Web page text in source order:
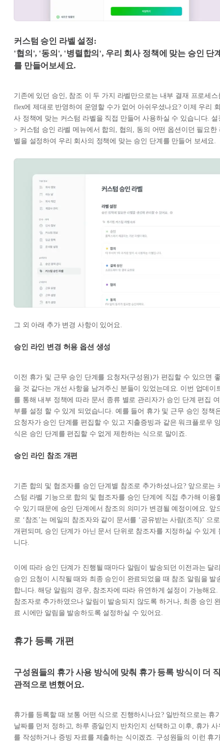
커스텀 승인 라벨 설정:
'협의', '동의', '병렬합의', 우리 회사 정책에 맞는 승인 단
를 만들어보세요.
기존에 있던 승인, 참조 이 두 가지 라벨만으로는 내부 결재 프로세스
flex에 제대로 반영하여 운영할 수가 없어 아쉬우셨나요? 이제 우리
사 정책에 맞는 커스텀 라벨을 직접 만들어 사용하실 수 있습니다. 설
> 커스텀 승인 라벨 메뉴에서 합의, 협의, 동의 어떤 옵션이던 필요한
벨을 설정하여 우리 회사의 정책에 맞는 승인 단계를 만들어 보세요.
그 외 아래 추가 변경 사항이 있어요.
승인 라인 변경 허용 옵션 생성
이전 휴가 및 근무 승인 단계를 요청자(구성원)가 편집할 수 있으면
을 것 같다는 개선 사항을 남겨주신 분들이 있었는데요. 이번 업데이
를 통해 내부 정책에 따라 문서 종류 별로 관리자가 승인 단계 편집 여
부를 설정 할 수 있게 되었습니다. 예를 들어 휴가 및 근무 승인 정책
요청자가 승인 단계를 편집할 수 있고 지출증빙과 같은 워크플로우
식은 승인 단계를 편집할 수 없게 제한하는 식으로 말이죠.
승인 라인 참조 개편
기존 합의 및 협조자를 승인 단계별 참조로 추가하셨나요? 앞으로는
스텀 라벨 기능으로 합의 및 협조자를 승인 단계에 직접 추가해 이용
수 있기 때문에 승인 단계에서 참조의 의미가 변경될 예정이에요. 앞
로 ‘참조’는 메일의 참조자와 같이 문서를 ‘공유받는 사람(조직)’ 으로
개편되며, 승인 단계가 아닌 문서 단위로 참조자를 지정하실 수 있게
니다.
이에 따라 승인 단계가 진행될 때마다 알림이 발송되던 이전과는 달
승인 요청이 시작될 때와 최종 승인이 완료되었을 때 참조 알림을 발
합니다. 해당 알림의 경우, 참조자에 따라 유연하게 설정이 가능해요.
참조자로 추가하였으나 알림이 발송되지 않도록 하거나, 최종 승인
료 시에만 알림을 발송하도록 설정하실 수 있어요.
휴가 등록 개편
구성원들의 휴가 사용 방식에 맞춰 휴가 등록 방식이 더
관적으로 변했어요.
휴가를 등록할 때 보통 어떤 식으로 진행하시나요? 일반적으로는 휴
날짜를 먼저 정하고, 하루 종일인지 반차인지 선택하고 이후, 휴가 사
를 작성하거나 증빙 자료를 제출하는 식이겠죠. 구성원들의 이런 휴